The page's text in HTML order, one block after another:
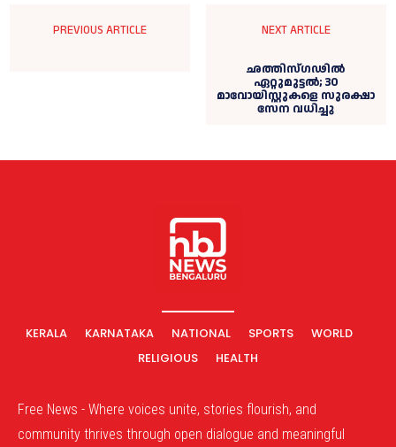
PREVIOUS ARTICLE NEXT ARTICLE
ഛത്തിസ്ഗഢില്‍
ഏറ്റുമുട്ടല്‍; 30
മാവോയിസ്റ്റുകളെ സുരക്ഷാ
സേന വധിച്ചു
KERALA KARNATAKA NATIONAL SPORTS
WORLD
RELIGIOUS
HEALTH
Free News - Where voices unite, stories flourish, and
community thrives through open dialogue and meaningful